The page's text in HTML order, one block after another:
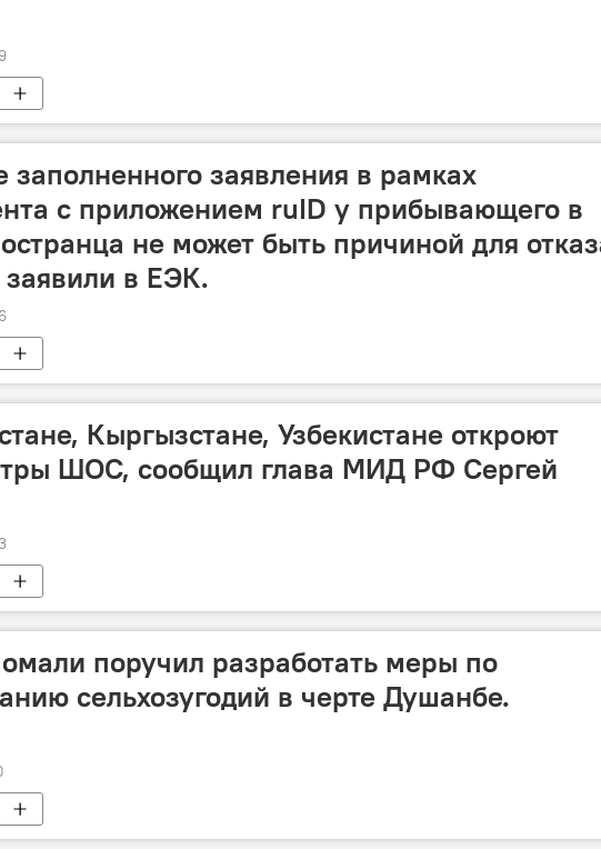
заполненного заявления в рамках
с приложением ruID у прибывающего в
не может быть причиной для
заявили в ЕЭК.
Кыргызстане, Узбекистане откроют
ШОС, сообщил глава МИД РФ Сергей
поручил разработать меры по
сельхозугодий в черте Душанбе.